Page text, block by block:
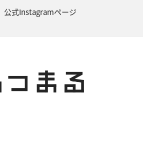
公式Instagramページ